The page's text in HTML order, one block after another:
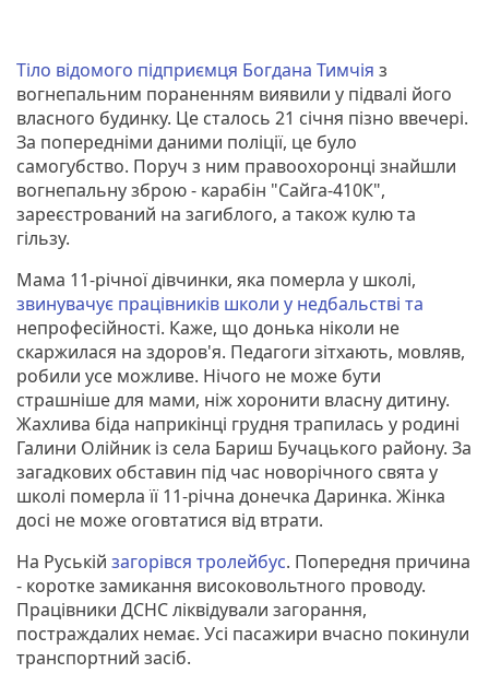
Тіло відомого підприємця Богдана Тимчія з
вогнепальним пораненням виявили у підвалі його
власного будинку. Це сталось 21 січня пізно ввечері.
За попередніми даними поліції, це було
самогубство. Поруч з ним правоохоронці знайшли
вогнепальну зброю - карабін "Сайга-410К",
зареєстрований на загиблого, а також кулю та
гільзу.
Мама 11-річної дівчинки, яка померла у школі,
звинувачує працівників школи у недбальстві та
непрофесійності. Каже, що донька ніколи не
скаржилася на здоров'я. Педагоги зітхають, мовляв,
робили усе можливе. Нічого не може бути
страшніше для мами, ніж хоронити власну дитину.
Жахлива біда наприкінці грудня трапилась у родині
Галини Олійник із села Бариш Бучацького району. За
загадкових обставин під час новорічного свята у
школі померла її 11-річна донечка Даринка. Жінка
досі не може оговтатися від втрати.
На Руській загорівся тролейбус. Попередня причина
- коротке замикання високовольтного проводу.
Працівники ДСНС ліквідували загорання,
постраждалих немає. Усі пасажири вчасно покинули
транспортний засіб.